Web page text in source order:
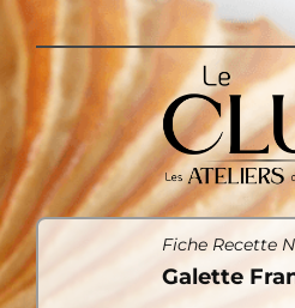
Fiche Recette
Galette